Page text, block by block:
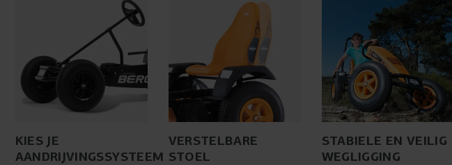
KIES JE
AANDRIJVINGSSYSTEEM
VERSTELBARE
STOEL
STABIELE EN VEILIG
WEGLIGGING